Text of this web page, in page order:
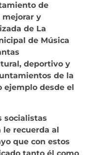
de
mejorar y
de La
de Música
deportivo y
de la
ejemplo desde el
socialistas
le recuerda al
que con estos